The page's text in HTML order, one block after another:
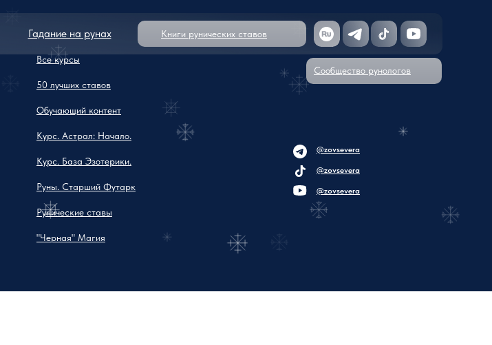
Гадание на рунах
Сообщество рунологов
Книги рунических ставов
Рунические ставы
@zovsevera
@zovsevera
@zovsevera
Все курсы
50 лучших ставов
Обучающий контент
Курс. Астрал: Начало.
Курс. База Эзотерики.
Руны. Старший Футарк
"Черная" Магия